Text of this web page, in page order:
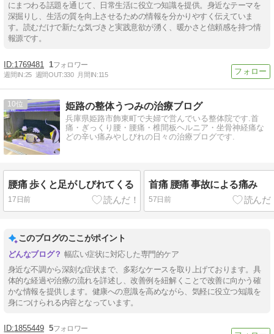
にまつわる話題を通じて、日常生活に役立つ知識を提供。身近なテーマを
深掘りし、生活の質を向上させるための情報を分かりやすく伝えていま
す。読むだけで新たな気づきと実践意欲が湧く、暖かさと信頼感を持つ情
報源です。
1769481 1
週間IN:25 週間OUT:330 月間IN:115
10 姫路の整体うつみの治療ブログ
兵庫県姫路市飾東町で夫婦で営んでいる整体院です.首
痛・ぎっくり腰・腰痛・椎間板ヘルニア・坐骨神経痛な
どの辛い痛みやしびれの日々の治療ブログです.
腰痛 歩くと足がしびれてくる
17日前
首痛 腰痛 事故による痛み
57日前
このブログのここがポイント
幅広い症状に対応した専門的ケア
身近な不調から深刻な症状まで、多彩なケースを取り上げております。具
体的な経過や治療の流れを詳述し、改善例を紐解くことで改善に向かう確
かな情報を提供します。健康への意識を高めながら、気軽に役立つ知識を
身につけられる内容となっています。
1855449 5